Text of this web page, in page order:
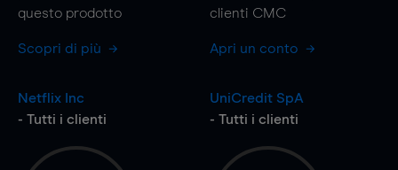
questo prodotto
Scopri di più
clienti CMC
Apri un conto
Netflix Inc
- Tutti i clienti
UniCredit SpA
- Tutti i clienti